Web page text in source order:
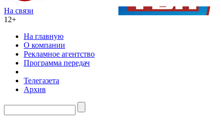
На связи
12+
На главную
О компании
Рекламное агентство
Программа передач
Телегазета
Архив